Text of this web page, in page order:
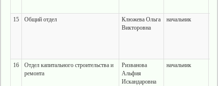
15 Общий отдел
Клюжева Ольга
Викторовна
начальник
16
Отдел капитального строительства и
ремонта
Ризванова
Альфия
Искандаровна
начальник